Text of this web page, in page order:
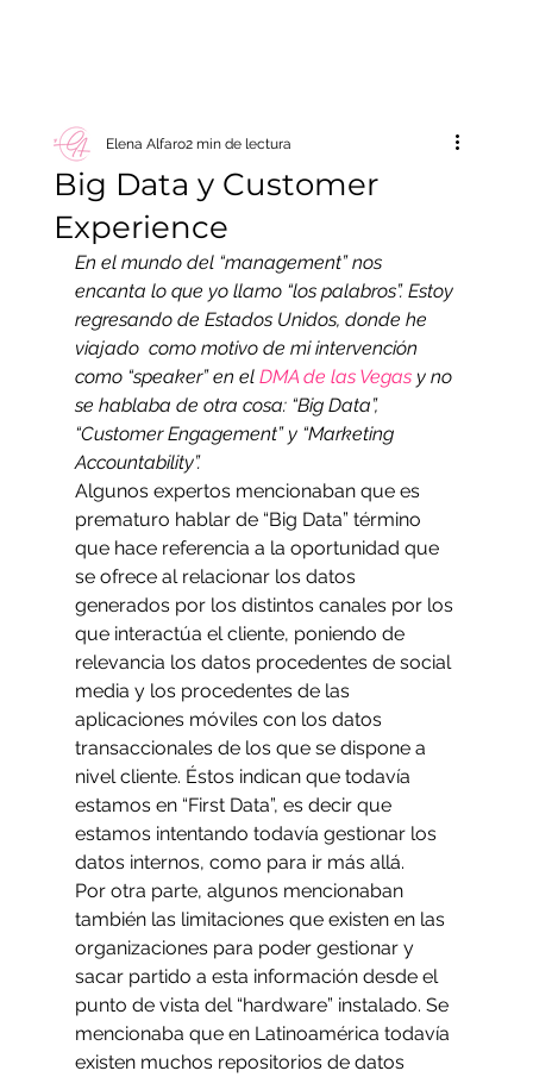
Big Data y Customer
Experience
Elena Alfaro2 min de lectura
En el mundo del “management” nos
encanta lo que yo llamo “los palabros”. Estoy
regresando de Estados Unidos, donde he
viajado  como motivo de mi intervención
como “speaker” en el DMA de las Vegas y no
se hablaba de otra cosa: “Big Data”,
“Customer Engagement” y “Marketing
Accountability”.
Algunos expertos mencionaban que es
prematuro hablar de “Big Data” término
que hace referencia a la oportunidad que
se ofrece al relacionar los datos
generados por los distintos canales por los
que interactúa el cliente, poniendo de
relevancia los datos procedentes de social
media y los procedentes de las
aplicaciones móviles con los datos
transaccionales de los que se dispone a
nivel cliente. Éstos indican que todavía
estamos en “First Data”, es decir que
estamos intentando todavía gestionar los
datos internos, como para ir más allá.
Por otra parte, algunos mencionaban
también las limitaciones que existen en las
organizaciones para poder gestionar y
sacar partido a esta información desde el
punto de vista del “hardware” instalado. Se
mencionaba que en Latinoamérica todavía
existen muchos repositorios de datos